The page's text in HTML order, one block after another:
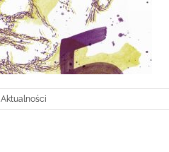
Aktualności